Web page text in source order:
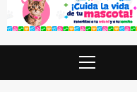
Menú